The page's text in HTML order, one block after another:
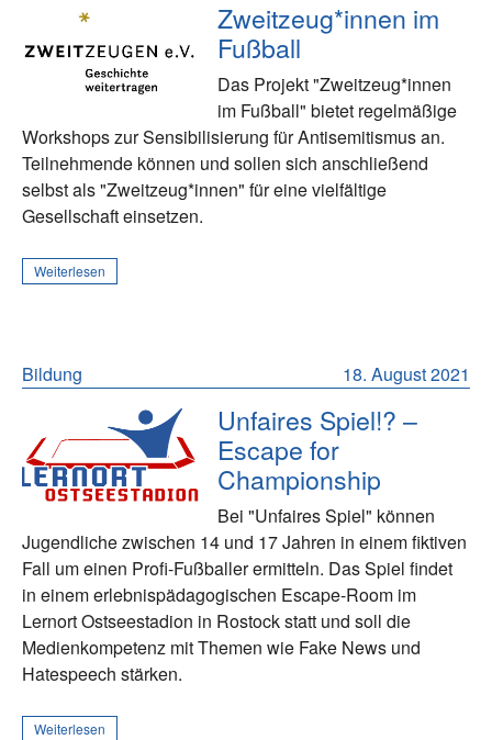
Zweitzeug*innen im
Fußball
Das Projekt "Zweitzeug*innen
im Fußball" bietet regelmäßige
Workshops zur Sensibilisierung für Antisemitismus an.
Teilnehmende können und sollen sich anschließend
selbst als "Zweitzeug*innen" für eine vielfältige
Gesellschaft einsetzen.
Weiterlesen
18. August 2021
Bildung
Unfaires Spiel!? –
Escape for
Championship
Bei "Unfaires Spiel" können
Jugendliche zwischen 14 und 17 Jahren in einem fiktiven
Fall um einen Profi-Fußballer ermitteln. Das Spiel findet
in einem erlebnispädagogischen Escape-Room im
Lernort Ostseestadion in Rostock statt und soll die
Medienkompetenz mit Themen wie Fake News und
Hatespeech stärken.
Weiterlesen